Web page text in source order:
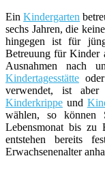
EinKindergarten
sechs Jahren, die
hingegen ist für
Betreuung für Kinder
Ausnahmen nach
Kindertagesstätte
verwendet, ist aber
Kinderkrippe und
wählen, so
Lebensmonat bis zu
entstehen bereits
Erwachsenenalter